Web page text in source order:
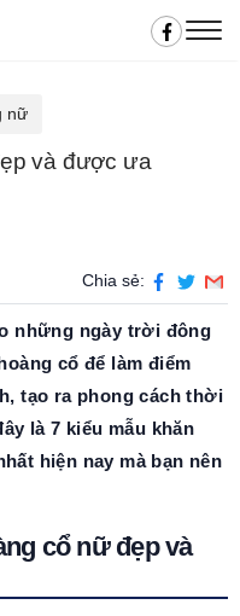
nữ
và được ưa
Chia sẻ:
những ngày trời đông
cổ để làm điểm
tạo ra phong cách thời
là 7 kiểu mẫu khăn
hiện nay mà bạn nên
cổ nữ đẹp và